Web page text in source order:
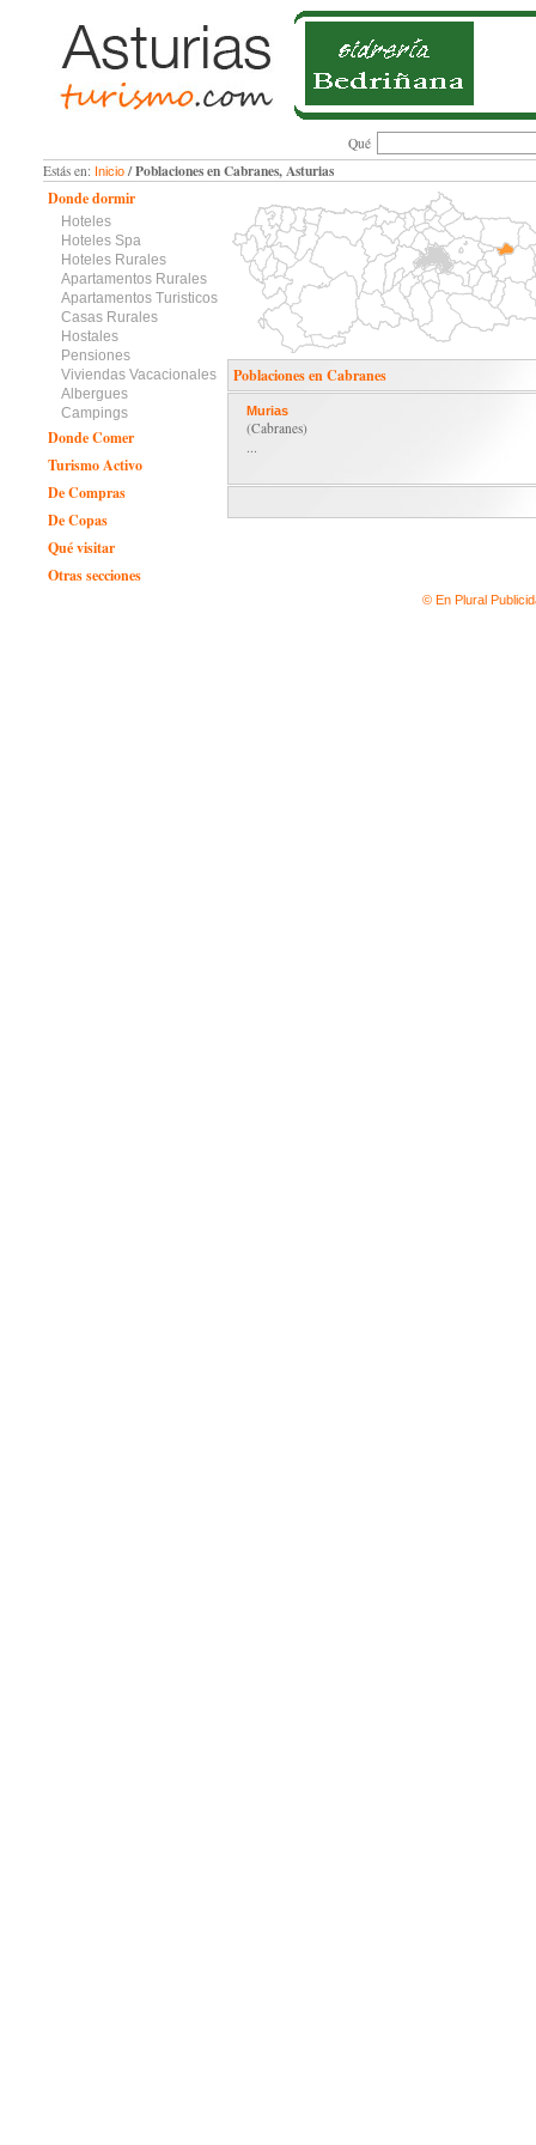
Qué
Estás en: Inicio/ Poblaciones en Cabranes, Asturias
Donde dormir
Hoteles
Hoteles Spa
Hoteles Rurales
Apartamentos Rurales
Apartamentos Turisticos
Casas Rurales
Hostales
Pensiones
Viviendas Vacacionales
Albergues
Campings
Donde Comer
Turismo Activo
De Compras
De Copas
Qué visitar
Otras secciones
Poblaciones en Cabranes
Murias
(Cabranes)
...
© En Plural